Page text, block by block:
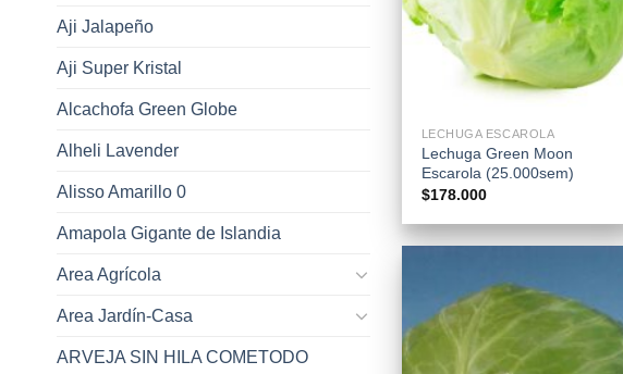
Aji Jalapeño
Aji Super Kristal
Alcachofa Green Globe
Alheli Lavender
Alisso Amarillo 0
Amapola Gigante de Islandia
Area Agrícola
Area Jardín-Casa
ARVEJA SIN HILA COMETODO
LECHUGA ESCAROLA
Lechuga Green Moon
Escarola (25.000sem)
$178.000